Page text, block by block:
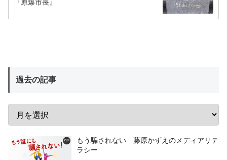
『原爆市長』
過去の記事
もう騙されない 藤原かずえのメディアリテ
ラシー